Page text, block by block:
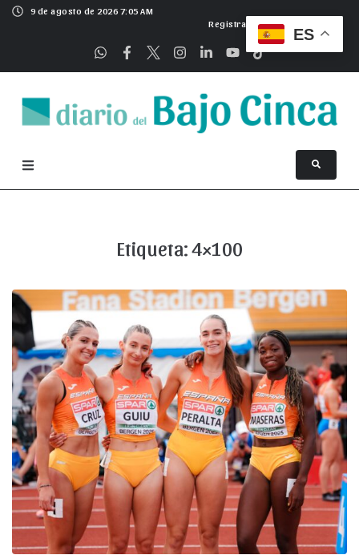
9 de agosto de 2026 7:05 AM
Registrarse
Etiqueta:4×100
ES